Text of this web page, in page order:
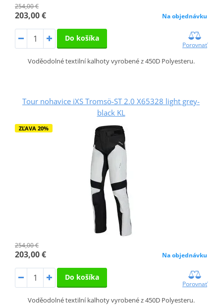
254,00 €
203,00 € Na objednávku
Do košíka
Porovnať
Voděodolné textilní kalhoty vyrobené z 450D Polyesteru.
Tour nohavice iXS Tromsö-ST 2.0 X65328 light grey-
black KL
ZĽAVA 20%
254,00 €
203,00 € Na objednávku
Do košíka
Porovnať
Voděodolné textilní kalhoty vyrobené z 450D Polyesteru.